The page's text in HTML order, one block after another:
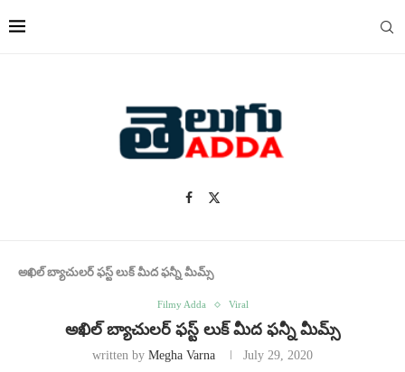
అఖిల్ బ్యాచులర్ ఫస్ట్ లుక్ మీద ఫన్నీ మీమ్స్
Filmy Adda Viral
అఖిల్ బ్యాచులర్ ఫస్ట్ లుక్ మీద ఫన్నీ మీమ్స్
written by Megha Varna July 29, 2020